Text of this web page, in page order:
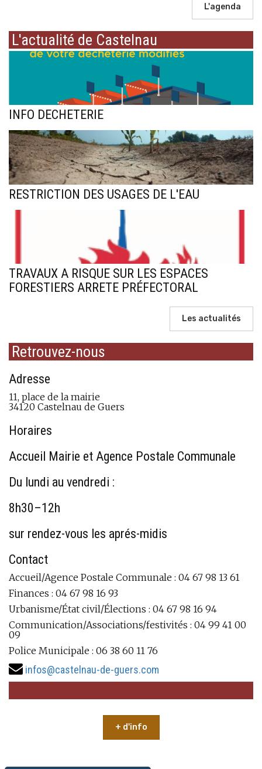
L'agenda
L'actualité de Castelnau
INFO DECHETERIE
RESTRICTION DES USAGES DE L'EAU
TRAVAUX A RISQUE SUR LES ESPACES
FORESTIERS ARRETE PRÉFECTORAL
Les actualités
Retrouvez-nous
Adresse
11, place de la mairie
34120 Castelnau de Guers
Horaires
Accueil Mairie et Agence Postale Communale
Du lundi au vendredi :
8h30–12h
sur rendez-vous les aprés-midis
Contact
Accueil/Agence Postale Communale : 04 67 98 13 61
Finances : 04 67 98 16 93
Urbanisme/État civil/Élections : 04 67 98 16 94
Communication/Associations/festivités : 04 99 41 00
09
Police Municipale : 06 38 60 11 76
infos@castelnau-de-guers.com
+ d'info